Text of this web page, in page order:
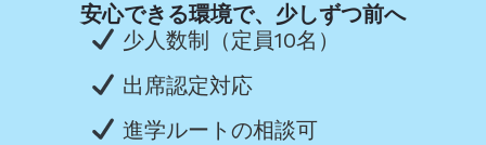
安心できる環境で、少しずつ前へ
少人数制（定員10名）
出席認定対応
進学ルートの相談可